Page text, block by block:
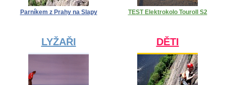
Parníkem z Prahy na Slapy TEST Elektrokolo Touroll S2
LYŽAŘI DĚTI